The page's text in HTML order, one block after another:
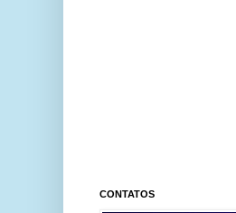
CONTATOS